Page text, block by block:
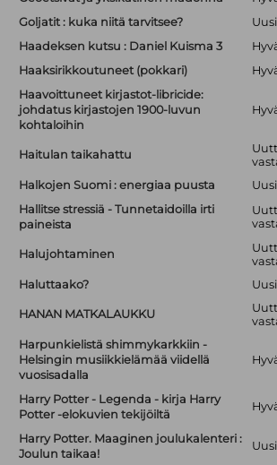
Goljatit : kuka niitä tarvitsee?
Uusi
Haadeksen kutsu : Daniel Kuisma 3
Haaksirikkoutuneet (pokkari)
Haavoittuneet kirjastot-libricide:
johdatus kirjastojen 1900-luvun
kohtaloihin
Haitulan taikahattu
Halkojen Suomi : energiaa puusta Uusi
Hallitse stressiä - Tunnetaidoilla irti
paineista
Halujohtaminen
Haluttaako? Uusi
HANAN MATKALAUKKU
Harpunkielistä shimmykarkkiin -
Helsingin musiikkielämää viidellä
vuosisadalla
Harry Potter - Legenda - kirja Harry
Potter -elokuvien tekijöiltä
Harry Potter. Maaginen joulukalenteri :
Joulun taikaa!
Uusi